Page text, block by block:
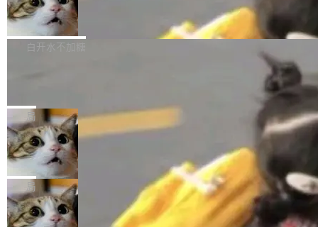
的图像元素不在同一个子树中，则它们将不再关
联 加...
至今）的所有 commit，同样交由 AI 分析提炼。
经过人工复核，准确度令人满意。这一方法也为
社区爱好者提供了高效跟踪新版本的思路。
ebastian Pipping 写在博客里的话。8 月 4 日，
他宣布了一个新消息：从 2026 年 8 月 1 日起，
他可以全职维护 libexpat 了，最长 6 个月。发
库之一。你的操作系统、浏览器、无数的基础设
施软件，很可能都在用它。而过去十年，维护它
的人一直在用业余...
Firefox 153.0.3 发布
Firefox 153.0.3 现已发布，具体更新内容如
下： New Smart Window 包含多项增强功能：
gi?id=2019042">Bug&nbsp;2019042</a>）</l
i> <li>现在，助手可以直接使用 Exa 的网络搜索
结果回答问题，而无需将问题转交给搜索引擎。
（<a href="https://bugzilla.mozilla.org/show_
bug.cgi?id=204...
白开水不加糖
的 npm 包。项目的核心论点是：容器不适合 Ag
ent 计算。真正适合的，是 Isolate。 Cloudflare
工程师在这件事上没什么可谦虚的——他们用 W
orkers 跑了十年 Isolate。用 CEO Matthew Pri
nce 的话说：「我们一生都在用 Isolate 运行代
码，而 AI Agent 不需要容器，它们需要的是 Iso
late。」 容器为什么不合适 容器的问题在于启动
局
OpenAI 公开邮件和聊天记录回应苹果
诉讼，称“Apple is getting this wron
g”
上个月，苹果一纸诉状把 OpenAI 告上法庭，指
控其挖角苹果前员工并窃取商业秘密。苹果的诉
状把 OpenAI 描述成一个系统性地从前东家挖
人、套取机密信息的对手。 OpenAI 没发律师
局
HUAWEI MatePad Edge上架WorkBu